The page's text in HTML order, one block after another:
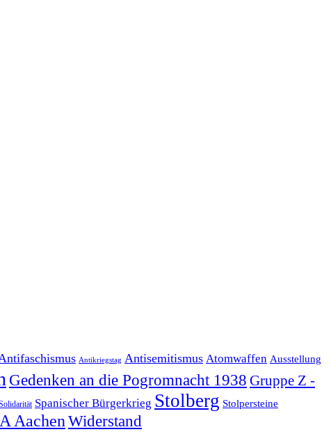
Antikriegstag Antisemitismus Atomwaffen Ausstellung
Gedenken an die Pogromnacht 1938 Gruppe Z -
Spanischer Bürgerkrieg Stolberg Stolpersteine
AachenWiderstand